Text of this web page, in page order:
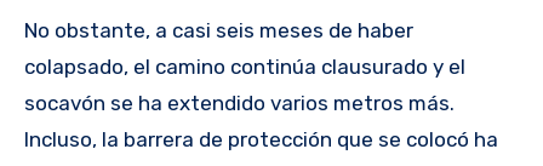
No obstante, a casi seis meses de haber
colapsado, el camino continúa clausurado y el
socavón se ha extendido varios metros más.
Incluso, la barrera de protección que se colocó ha